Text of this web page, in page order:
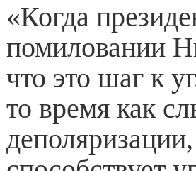
«Когда
помиловании
что это шаг к
то время как